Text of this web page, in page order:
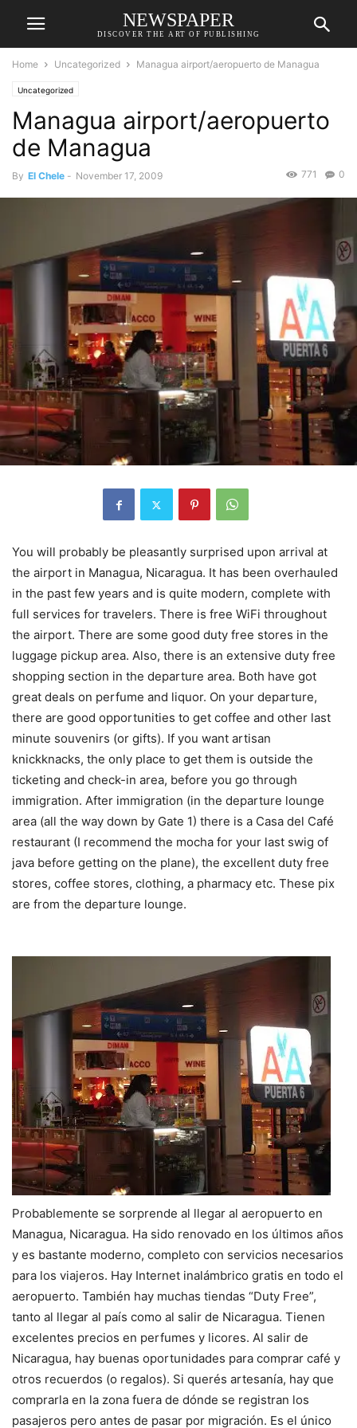
NEWSPAPER
DISCOVER THE ART OF PUBLISHING
Home Uncategorized Managua airport/aeropuerto de Managua
Uncategorized
Managua airport/aeropuerto
de Managua
By El Chele - November 17, 2009 0
771
You will probably be pleasantly surprised upon arrival at
the airport in Managua, Nicaragua. It has been overhauled
in the past few years and is quite modern, complete with
full services for travelers. There is free WiFi throughout
the airport. There are some good duty free stores in the
luggage pickup area. Also, there is an extensive duty free
shopping section in the departure area. Both have got
great deals on perfume and liquor. On your departure,
there are good opportunities to get coffee and other last
minute souvenirs (or gifts). If you want artisan
knickknacks, the only place to get them is outside the
ticketing and check-in area, before you go through
immigration. After immigration (in the departure lounge
area (all the way down by Gate 1) there is a Casa del Café
restaurant (I recommend the mocha for your last swig of
java before getting on the plane), the excellent duty free
stores, coffee stores, clothing, a pharmacy etc. These pix
are from the departure lounge.
Probablemente se sorprende al llegar al aeropuerto en
Managua, Nicaragua. Ha sido renovado en los últimos años
y es bastante moderno, completo con servicios necesarios
para los viajeros. Hay Internet inalámbrico gratis en todo el
aeropuerto. También hay muchas tiendas “Duty Free”,
tanto al llegar al país como al salir de Nicaragua. Tienen
excelentes precios en perfumes y licores. Al salir de
Nicaragua, hay buenas oportunidades para comprar café y
otros recuerdos (o regalos). Si querés artesanía, hay que
comprarla en la zona fuera de dónde se registran los
pasajeros pero antes de pasar por migración. Es el único